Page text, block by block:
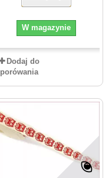
W magazynie
Dodaj do
porówania